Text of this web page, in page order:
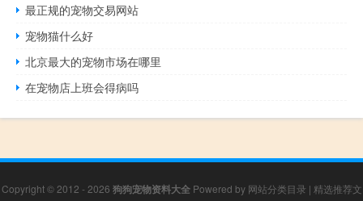
最正规的宠物交易网站
宠物猫什么好
北京最大的宠物市场在哪里
在宠物店上班会得病吗
Copyright © 2012 - 2026 狗狗宠物资料大全Powered by 网站分类目录 | 精选推荐文